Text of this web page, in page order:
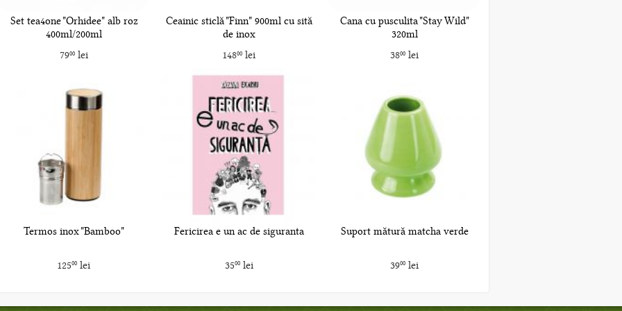
Set tea4one "Orhidee" alb roz
400ml/200ml
7900lei
Ceainic sticlă "Finn" 900ml cu sită
de inox
14800 lei
Cana cu pusculita "Stay Wild"
320ml
3800lei
Termos inox "Bamboo"
12500 lei
Fericirea e un ac de siguranta
3500lei
Suport mătură matcha verde
3900lei